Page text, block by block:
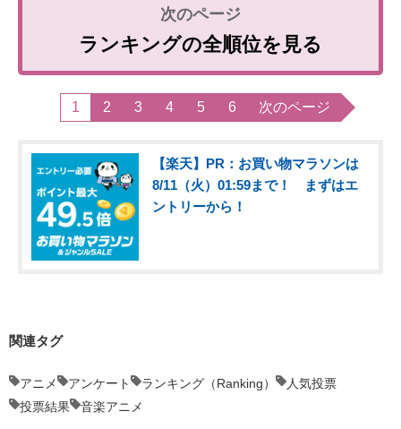
ランキングの全順位を見る
1 2 3 4 5 6 次のページ
【楽天】PR：お買い物マラソンは
8/11（火）01:59まで！ まずはエ
ントリーから！
関連タグ
アニメ アンケート ランキング（Ranking）
人気投票
投票結果
音楽アニメ